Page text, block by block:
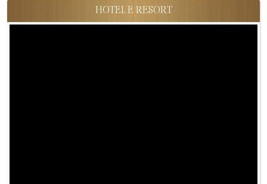
HOTEL E RESORT